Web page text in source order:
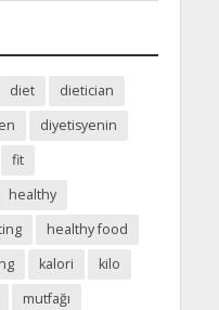
diet
dietician
diyetisyenin
fit
healthy
healthy food
kalori
kilo
mutfağı